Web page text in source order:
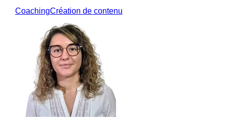
CoachingCréation de contenu